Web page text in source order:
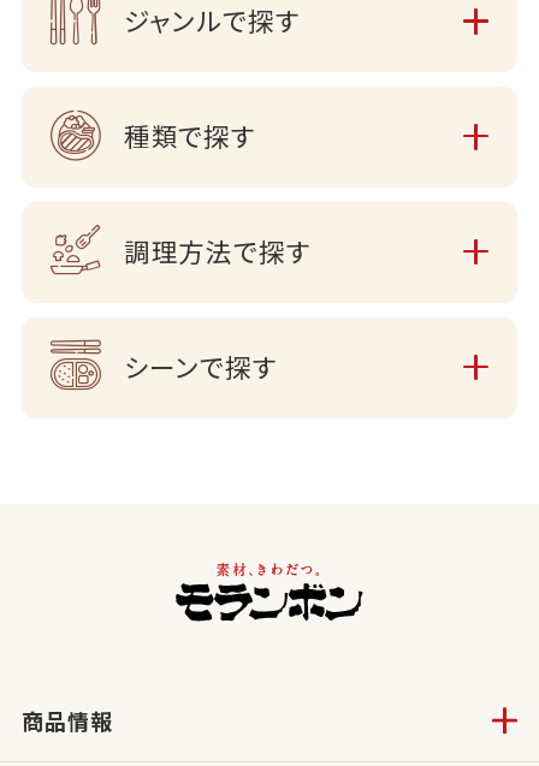
ジャンルで探す
種類で探す
調理方法で探す
シーンで探す
商品情報